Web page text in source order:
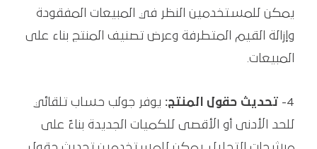
يمكن للمستخدمين النظر في المبيعات المفقودة
وإزالة القيم المتطرفة وعرض تصنيف المنتج بناء على
المبيعات.
4- تحديث حقول المنتج: يوفر جولب حساب تلقائي
للحد الأدنى أو الأقصى للكميات الجديدة بناءً على